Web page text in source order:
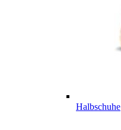
Halbschuhe